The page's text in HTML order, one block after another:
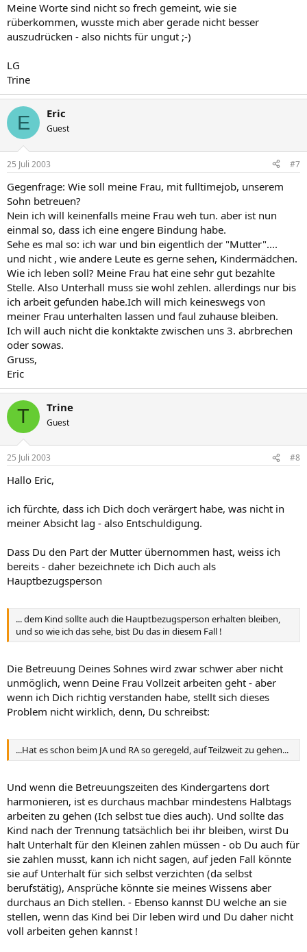
Meine Worte sind nicht so frech gemeint, wie sie
rüberkommen, wusste mich aber gerade nicht besser
auszudrücken - also nichts für ungut ;-)
LG
Trine
E Eric
Guest
25 Juli 2003 #7
Gegenfrage: Wie soll meine Frau, mit fulltimejob, unserem
Sohn betreuen?
Nein ich will keinenfalls meine Frau weh tun. aber ist nun
einmal so, dass ich eine engere Bindung habe.
Sehe es mal so: ich war und bin eigentlich der "Mutter"....
und nicht , wie andere Leute es gerne sehen, Kindermädchen.
Wie ich leben soll? Meine Frau hat eine sehr gut bezahlte
Stelle. Also Unterhall muss sie wohl zehlen. allerdings nur bis
ich arbeit gefunden habe.Ich will mich keineswegs von
meiner Frau unterhalten lassen und faul zuhause bleiben.
Ich will auch nicht die konktakte zwischen uns 3. abrbrechen
oder sowas.
Gruss,
Eric
T Trine
Guest
25 Juli 2003 #8
Hallo Eric,
ich fürchte, dass ich Dich doch verärgert habe, was nicht in
meiner Absicht lag - also Entschuldigung.
Dass Du den Part der Mutter übernommen hast, weiss ich
bereits - daher bezeichnete ich Dich auch als
Hauptbezugsperson
... dem Kind sollte auch die Hauptbezugsperson erhalten bleiben,
und so wie ich das sehe, bist Du das in diesem Fall !
Die Betreuung Deines Sohnes wird zwar schwer aber nicht
unmöglich, wenn Deine Frau Vollzeit arbeiten geht - aber
wenn ich Dich richtig verstanden habe, stellt sich dieses
Problem nicht wirklich, denn, Du schreibst:
...Hat es schon beim JA und RA so geregeld, auf Teilzweit zu gehen...
Und wenn die Betreuungszeiten des Kindergartens dort
harmonieren, ist es durchaus machbar mindestens Halbtags
arbeiten zu gehen (Ich selbst tue dies auch). Und sollte das
Kind nach der Trennung tatsächlich bei ihr bleiben, wirst Du
halt Unterhalt für den Kleinen zahlen müssen - ob Du auch für
sie zahlen musst, kann ich nicht sagen, auf jeden Fall könnte
sie auf Unterhalt für sich selbst verzichten (da selbst
berufstätig), Ansprüche könnte sie meines Wissens aber
durchaus an Dich stellen. - Ebenso kannst DU welche an sie
stellen, wenn das Kind bei Dir leben wird und Du daher nicht
voll arbeiten gehen kannst !